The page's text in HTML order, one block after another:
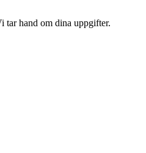
tar hand om dina uppgifter.